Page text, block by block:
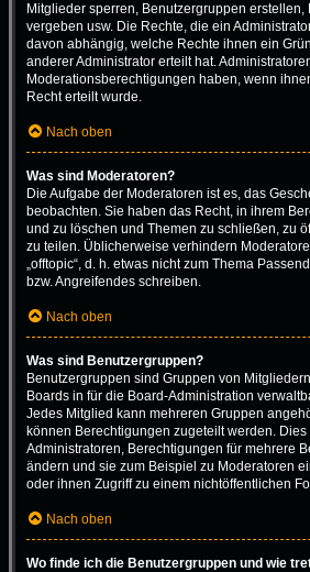
Mitglieder sperren, Benutzergruppen erstellen,
vergeben usw. Die Rechte, die ein
davon abhängig, welche Rechte ihnen ein
anderer Administrator erteilt hat.
Moderationsberechtigungen haben, wenn
Recht erteilt wurde.
Nach oben
Was sind Moderatoren?
Die Aufgabe der Moderatoren ist es, das
beobachten. Sie haben das Recht, in ihrem
und zu löschen und Themen zu schließen, zu
zu teilen. Üblicherweise verhindern
„offtopic“, d. h. etwas nicht zum Thema
bzw. Angreifendes schreiben.
Nach oben
Was sind Benutzergruppen?
Benutzergruppen sind Gruppen von
Boards in für die Board-Administration
Jedes Mitglied kann mehreren Gruppen
können Berechtigungen zugeteilt werden.
Administratoren, Berechtigungen für mehrere
ändern und sie zum Beispiel zu Moderatoren
oder ihnen Zugriff zu einem nichtöffentlichen
Nach oben
Wo finde ich die Benutzergruppen und wie